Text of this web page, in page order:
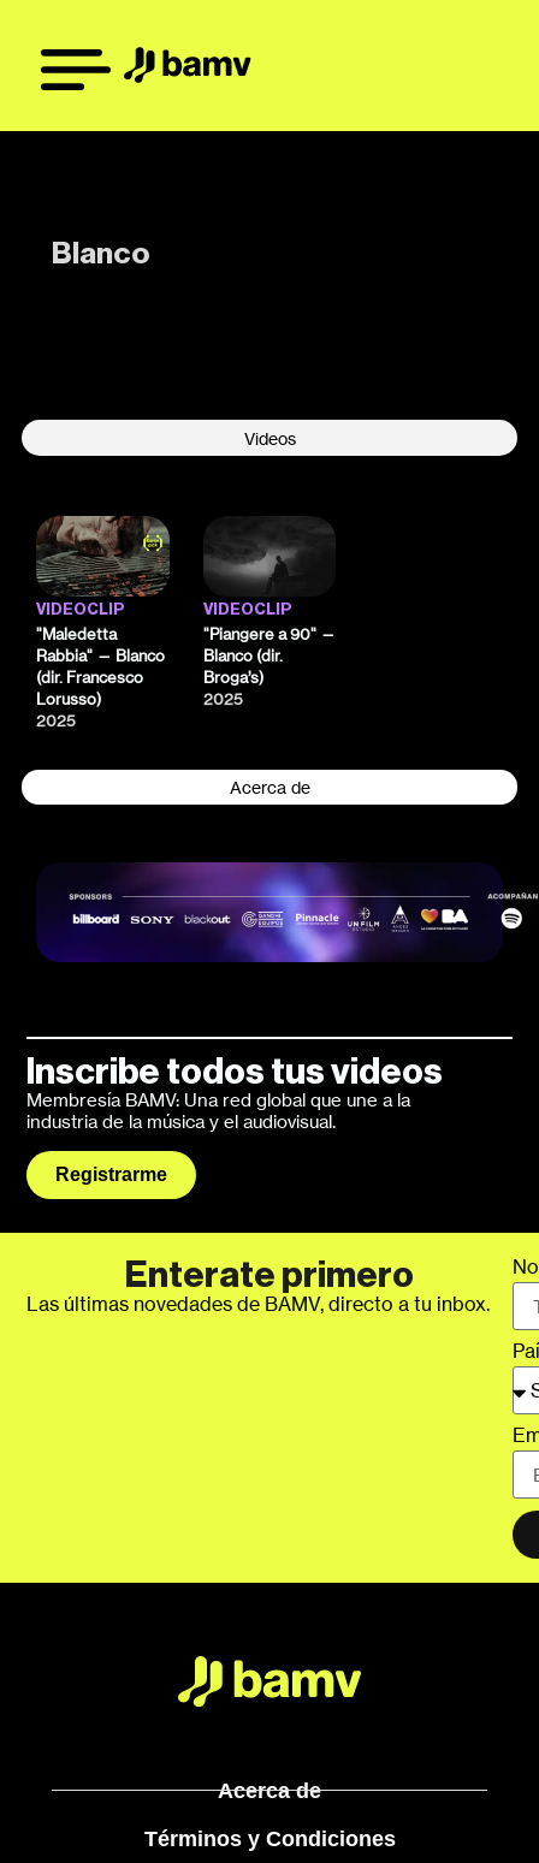
Blanco
Videos
Acerca de
VIDEOCLIP
"Maledetta
Rabbia" — Blanco
(dir. Francesco
Lorusso)
2025
VIDEOCLIP
"Piangere a 90" —
Blanco (dir.
Broga’s)
2025
Inscribe todos tus videos
Membresía BAMV: Una red global que une a la
industria de la música y el audiovisual.
Registrarme
Enterate primero
Las últimas novedades de BAMV, directo a tu inbox.
Acerca de
Términos y Condiciones